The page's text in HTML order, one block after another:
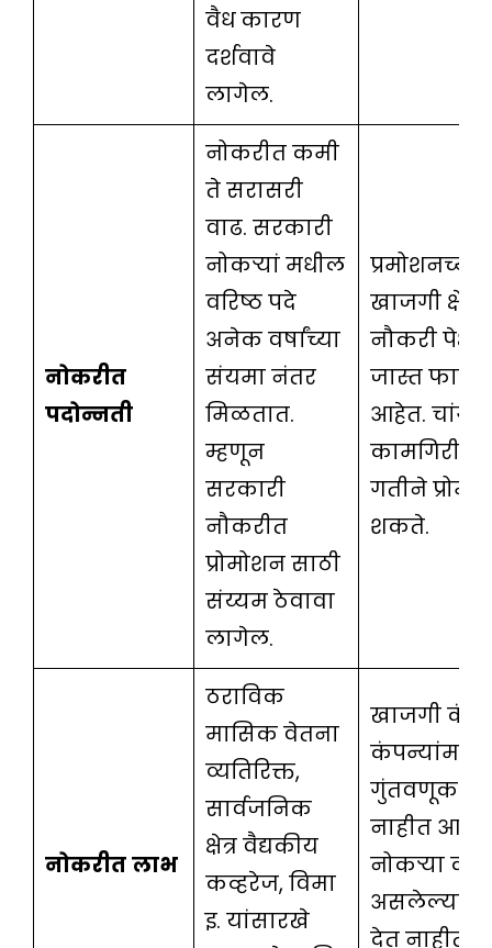
वैध कारण
दर्शवावे
लागेल.
नोकरीत
पदोन्नती
नोकरीत कमी
ते सरासरी
वाढ. सरकारी
नोकऱ्यां मधील
वरिष्ठ पदे
अनेक वर्षांच्या
संयमा नंतर
मिळतात.
म्हणून
सरकारी
नौकरीत
प्रोमोशन साठी
संय्यम ठेवावा
लागेल.
प्रमोशनच्या
खाजगी क्षेत्रे
नौकरी पेक्षा
जास्त
आहेत.
कामगिरी
गतीने
शकते.
नोकरीत लाभ
ठराविक
मासिक वेतना
व्यतिरिक्त,
सार्वजनिक
क्षेत्र वैद्यकीय
कव्हरेज, विमा
इ. यांसारखे
खाजगी
कंपन्यांमध्ये
गुंतवणूक
नाहीत आणि
नोकर्‍या
असलेल्या
देत नाहीत.